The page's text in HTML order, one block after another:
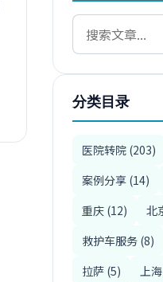
分类目录
医院转院 (203)
案例分享 (14)
重庆 (12)
北
救护车服务 (8)
拉萨 (5)
上